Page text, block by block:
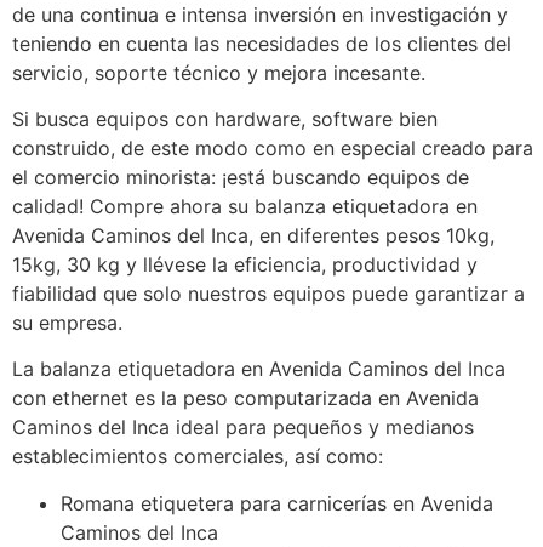
de una continua e intensa inversión en investigación y
teniendo en cuenta las necesidades de los clientes del
servicio, soporte técnico y mejora incesante.
Si busca equipos con hardware, software bien
construido, de este modo como en especial creado para
el comercio minorista: ¡está buscando equipos de
calidad! Compre ahora su balanza etiquetadora en
Avenida Caminos del Inca, en diferentes pesos 10kg,
15kg, 30 kg y llévese la eficiencia, productividad y
fiabilidad que solo nuestros equipos puede garantizar a
su empresa.
La balanza etiquetadora en Avenida Caminos del Inca
con ethernet es la peso computarizada en Avenida
Caminos del Inca ideal para pequeños y medianos
establecimientos comerciales, así como:
Romana etiquetera para carnicerías en Avenida
Caminos del Inca